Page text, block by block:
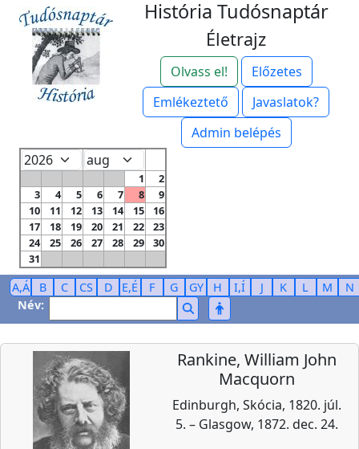
História Tudósnaptár
Életrajz
Olvass el!
Előzetes
Emlékeztető
Javaslatok?
Admin belépés
1
2
3
4 5 6 7 8
9
10
11 12 13 14 15
16
17
18 19 20 21 22
23
24
25 26 27 28 29
30
31
A,Á B C CS D E,É F G GY H I,Í J K L M
N
Név:
Rankine, William John
Macquorn
Edinburgh, Skócia, 1820. júl.
5. – Glasgow, 1872. dec. 24.